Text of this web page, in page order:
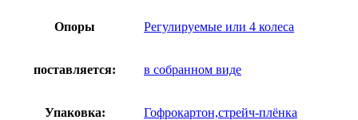
Опоры Регулируемые или 4 колеса
поставляется: в собранном виде
Упаковка: Гофрокартон,стрейч-плёнка